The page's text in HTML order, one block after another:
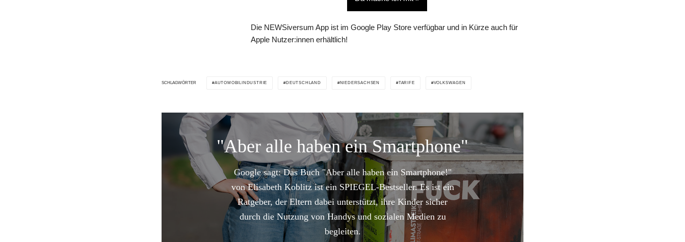
Die NEWSiversum App ist im Google Play Store verfügbar und in Kürze auch für
Apple Nutzer:innen erhältlich!
SCHLAGWÖRTER AUTOMOBILINDUSTRIE DEUTSCHLAND NIEDERSACHSEN TARIFE VOLKSWAGEN
"Aber alle haben ein Smartphone"
Google sagt: Das Buch "Aber alle haben ein Smartphone!"
von Elisabeth Koblitz ist ein SPIEGEL-Bestseller. Es ist ein
Ratgeber, der Eltern dabei unterstützt, ihre Kinder sicher
durch die Nutzung von Handys und sozialen Medien zu
begleiten.